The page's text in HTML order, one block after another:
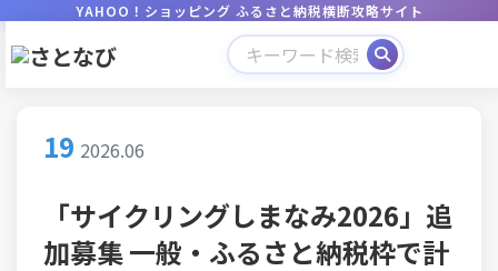
YAHOO！ショッピング ふるさと納税横断攻略サイト
19 2026.06
「サイクリングしまなみ2026」追
加募集 一般・ふるさと納税枠で計